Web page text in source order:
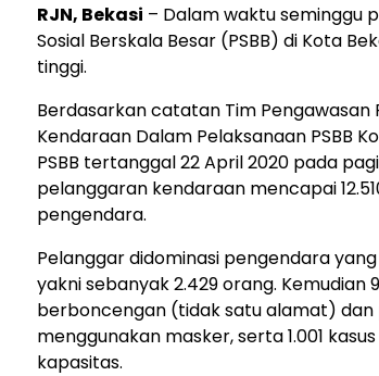
RJN, Bekasi – Dalam waktu seminggu
Sosial Berskala Besar (PSBB) di Kota
tinggi.
Berdasarkan catatan Tim Pengawasan
Kendaraan Dalam Pelaksanaan PSBB
PSBB tertanggal 22 April 2020 pada
pelanggaran kendaraan mencapai
pengendara.
Pelanggar didominasi pengendara
yakni sebanyak 2.429 orang. Kemudian
berboncengan (tidak satu alamat)
menggunakan masker, serta 1.001
kapasitas.